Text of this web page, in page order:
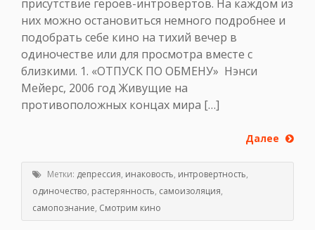
присутствие героев-интровертов. На каждом из
них можно остановиться немного подробнее и
подобрать себе кино на тихий вечер в
одиночестве или для просмотра вместе с
близкими. 1. «ОТПУСК ПО ОБМЕНУ» Нэнси
Мейерс, 2006 год Живущие на
противоположных концах мира […]
Далее
Метки: депрессия, инаковость, интровертность,
одиночество, растерянность, самоизоляция,
самопознание, Смотрим кино